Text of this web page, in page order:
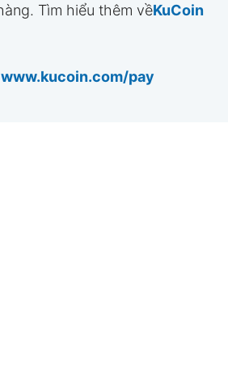
Tìm hiểu thêm vềKuCoin
www.kucoin.com/pay